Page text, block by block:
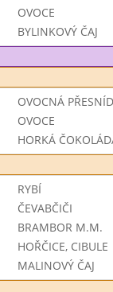
OVOCE
BYLINKOVÝ ČAJ
OVOCNÁ
OVOCE
HORKÁ
RYBÍ
ČEVABČIČI
BRAMBOR M.M.
HOŘČICE, CIBULE
MALINOVÝ ČAJ